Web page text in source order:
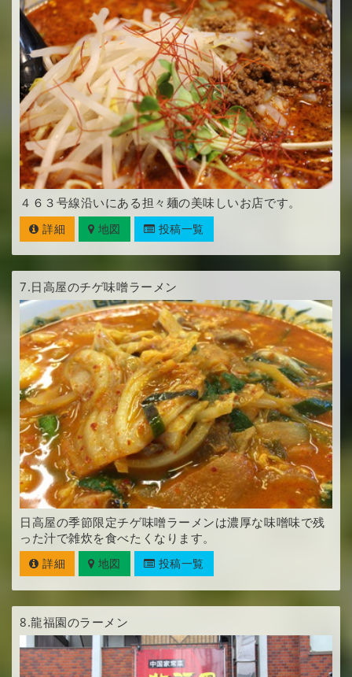
４６３号線沿いにある担々麺の美味しいお店です。
詳細 地図 投稿一覧
7.日高屋のチゲ味噌ラーメン
日高屋の季節限定チゲ味噌ラーメンは濃厚な味噌味で残
った汁で雑炊を食べたくなります。
詳細 地図 投稿一覧
8.龍福園のラーメン